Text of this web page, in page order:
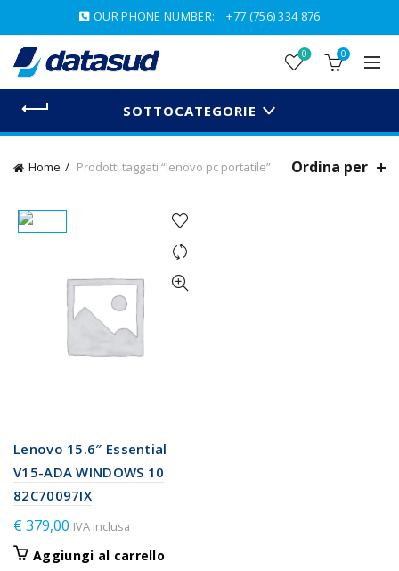
OUR PHONE NUMBER: +77 (756) 334 876
0 0
SOTTOCATEGORIE
Home Prodotti taggati “lenovo pc portatile” Ordina per
Lenovo 15.6″ Essential
V15-ADA WINDOWS 10
82C70097IX
€379,00 IVA inclusa
Aggiungi al carrello